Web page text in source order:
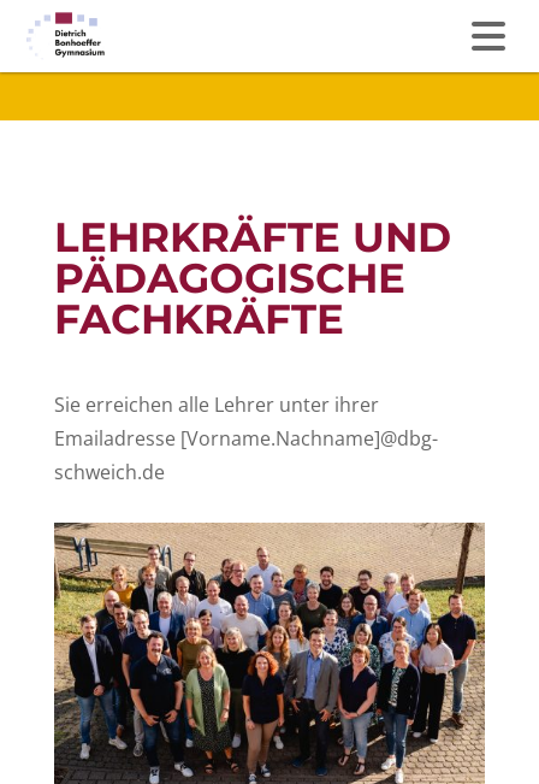
LEHRKRÄFTE UND
PÄDAGOGISCHE
FACHKRÄFTE
Sie erreichen alle Lehrer unter ihrer
Emailadresse [Vorname.Nachname]@dbg-
schweich.de